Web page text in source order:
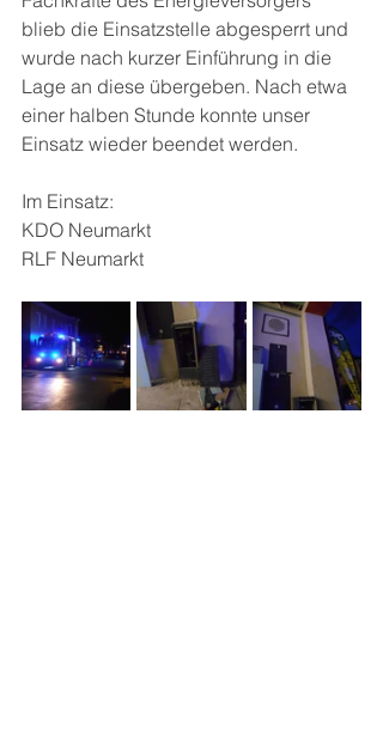
blieb die Einsatzstelle abgesperrt und
wurde nach kurzer Einführung in die
Lage an diese übergeben. Nach etwa
einer halben Stunde konnte unser
Einsatz wieder beendet werden.
Im Einsatz:
KDO Neumarkt
RLF Neumarkt